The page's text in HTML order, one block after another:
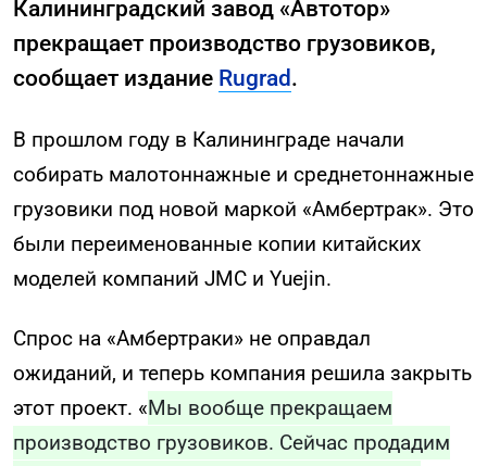
Калининградский завод «Автотор»
прекращает производство грузовиков,
сообщает издание Rugrad.
В прошлом году в Калининграде начали
собирать малотоннажные и среднетоннажные
грузовики под новой маркой «Амбертрак». Это
были переименованные копии китайских
моделей компаний JMC и Yuejin.
Спрос на «Амбертраки» не оправдал
ожиданий, и теперь компания решила закрыть
этот проект. «Мы вообще прекращаем
производство грузовиков. Сейчас продадим